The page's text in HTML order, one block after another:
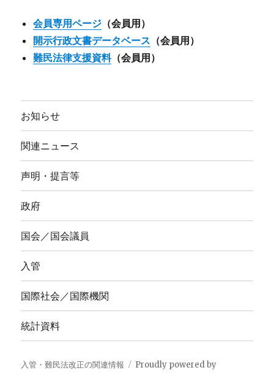
会員専用ページ （会員用）
開示行政文書データベース （会員用）
難民法律支援資料（会員用）
お知らせ
関連ニュース
声明・提言等
政府
国会／国会議員
入管
国際社会／国際機関
統計資料
入管・難民法改正の関連情報
Proudly powered by